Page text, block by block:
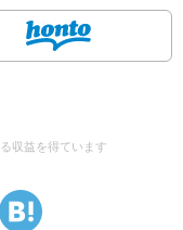
収益を得ています